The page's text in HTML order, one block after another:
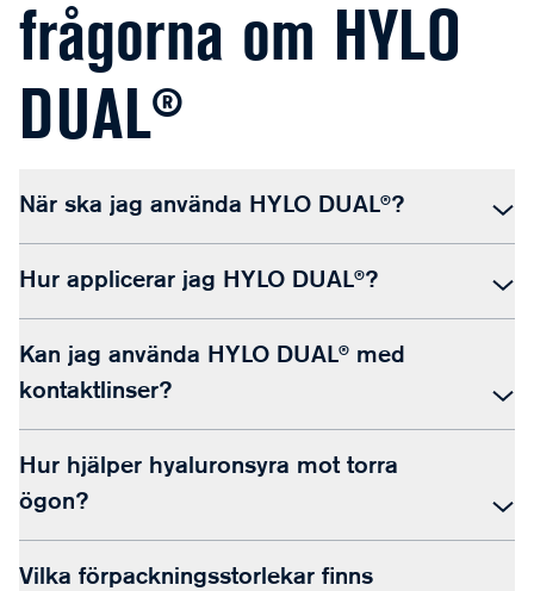
frågorna om HYLO
DUAL®
När ska jag använda HYLO DUAL®?
Hur applicerar jag HYLO DUAL®?
Kan jag använda HYLO DUAL® med
kontaktlinser?
Hur hjälper hyaluronsyra mot torra
ögon?
Vilka förpackningsstorlekar finns